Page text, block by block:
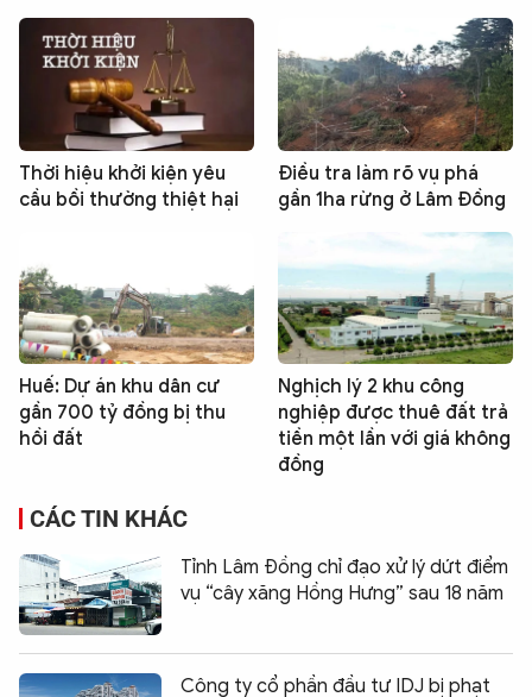
Thời hiệu khởi kiện yêu
cầu bồi thường thiệt hại
Điều tra làm rõ vụ phá
gần 1ha rừng ở Lâm Đồng
Huế: Dự án khu dân cư
gần 700 tỷ đồng bị thu
hồi đất
Nghịch lý 2 khu công
nghiệp được thuê đất trả
tiền một lần với giá không
đồng
CÁC TIN KHÁC
Tỉnh Lâm Đồng chỉ đạo xử lý dứt điểm
vụ “cây xăng Hồng Hưng” sau 18 năm
Công ty cổ phần đầu tư IDJ bị phạt